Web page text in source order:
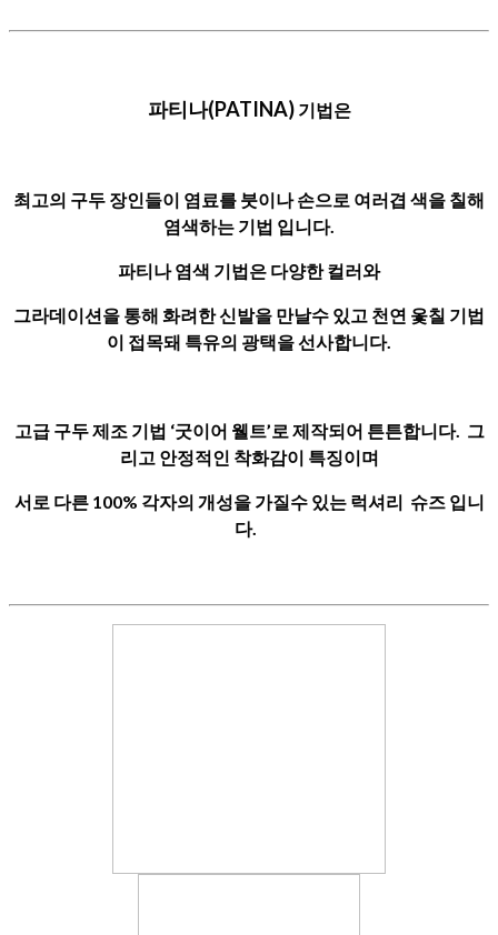
파티나(PATINA) 기법은
최고의 구두 장인들이 염료를 붓이나 손으로 여러겹 색을 칠해
염색하는 기법 입니다.
파티나 염색 기법은 다양한 컬러와
그라데이션을 통해 화려한 신발을 만날수 있고 천연 옻칠 기법
이 접목돼 특유의 광택을 선사합니다.
고급 구두 제조 기법 ‘굿이어 웰트’로 제작되어 튼튼합니다. 그
리고 안정적인 착화감이 특징이며
서로 다른 100% 각자의 개성을 가질수 있는 럭셔리 슈즈 입니
다.